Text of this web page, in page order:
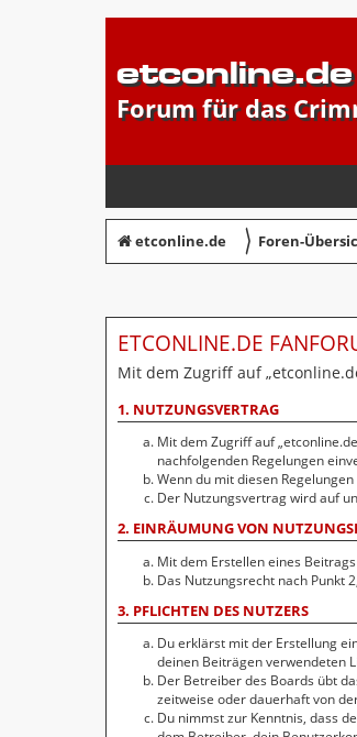
Forum für das
etconline.de 〉 Foren-
ETCONLINE.DE
Mit dem Zugriff auf
1. NUTZUNGSVERTRAG
Mit dem Zugriff auf
nachfolgenden Regelungen
Wenn du mit diesen
Der Nutzungsvertrag wird auf
2. EINRÄUMUNG VON
Mit dem Erstellen eines
Das Nutzungsrecht nach Punkt
3. PFLICHTEN DES NUTZERS
Du erklärst mit der Erstellung
deinen Beiträgen verwendeten
Der Betreiber des Boards übt
zeitweise oder dauerhaft von
Du nimmst zur Kenntnis, dass